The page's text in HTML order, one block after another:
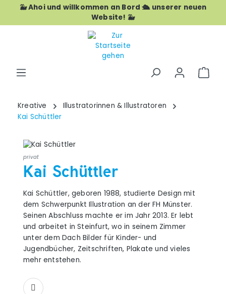
Zum Hauptinhalt springen
🐳 Ahoi und willkommen an Bord 🛳️ unserer neuen
Website! 🐳
Kreative
Illustratorinnen & Illustratoren
Kai Schüttler
privat
Kai Schüttler
Kai Schüttler, geboren 1988, studierte Design mit
dem Schwerpunkt Illustration an der FH Münster.
Seinen Abschluss machte er im Jahr 2013. Er lebt
und arbeitet in Steinfurt, wo in seinem Zimmer
unter dem Dach Bilder für Kinder- und
Jugendbücher, Zeitschriften, Plakate und vieles
mehr entstehen.